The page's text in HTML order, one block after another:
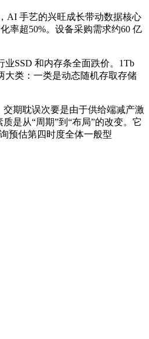
AI 手艺的兴旺成长带动数据核心
率超50%。设备采购需求约60 亿
SSD 和内存条全面跌价。1Tb
大类：一类是动态随机存取存储
期耽误次要是由于供给端减产激
是从“周期”到“布局”的改变。它
预估第四时度全体一般型